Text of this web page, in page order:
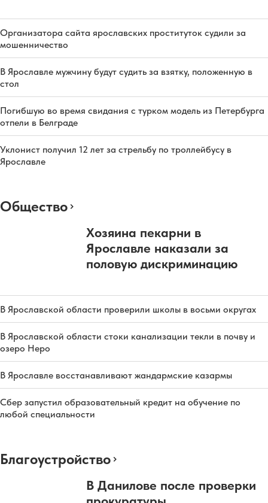
Организатора сайта ярославских проституток судили за
мошенничество
В Ярославле мужчину будут судить за взятку, положенную в
стол
Погибшую во время свидания с турком модель из Петербурга
отпели в Белграде
Уклонист получил 12 лет за стрельбу по троллейбусу в
Ярославле
Общество
Хозяина пекарни в
Ярославле наказали за
половую дискриминацию
В Ярославской области проверили школы в восьми округах
В Ярославской области стоки канализации текли в почву и
озеро Неро
В Ярославле восстанавливают жандармские казармы
Сбер запустил образовательный кредит на обучение по
любой специальности
Благоустройство
В Данилове после проверки